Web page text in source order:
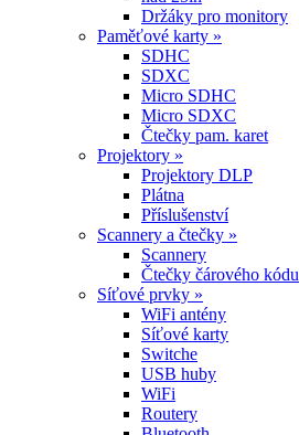
Držáky pro monitory
Paměťové karty »
SDHC
SDXC
Micro SDHC
Micro SDXC
Čtečky pam. karet
Projektory »
Projektory DLP
Plátna
Příslušenství
Scannery a čtečky »
Scannery
Čtečky čárového kódu
Síťové prvky »
WiFi antény
Síťové karty
Switche
USB huby
WiFi
Routery